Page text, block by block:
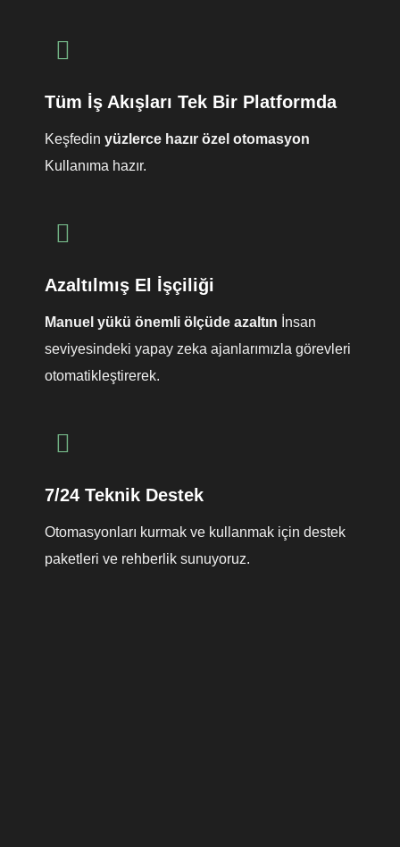
Tüm İş Akışları Tek Bir Platformda
Keşfedin yüzlerce hazır özel otomasyon
Kullanıma hazır.
Azaltılmış El İşçiliği
Manuel yükü önemli ölçüde azaltın İnsan
seviyesindeki yapay zeka ajanlarımızla görevleri
otomatikleştirerek.
7/24 Teknik Destek
Otomasyonları kurmak ve kullanmak için destek
paketleri ve rehberlik sunuyoruz.